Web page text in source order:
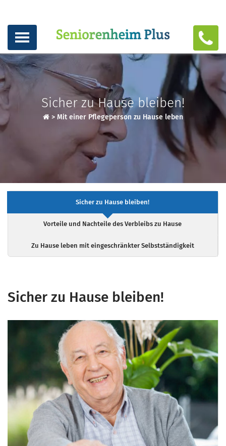
Sicher zu Hause bleiben!
> Mit einer Pflegeperson zu Hause leben
Sicher zu Hause bleiben!
Vorteile und Nachteile des Verbleibs zu Hause
Zu Hause leben mit eingeschränkter Selbstständigkeit
Sicher zu Hause bleiben!